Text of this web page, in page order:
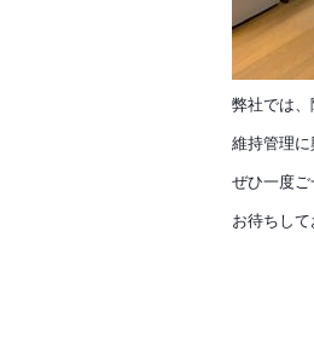
弊社では、
維持管理
ぜひ一度ご
お待ちして